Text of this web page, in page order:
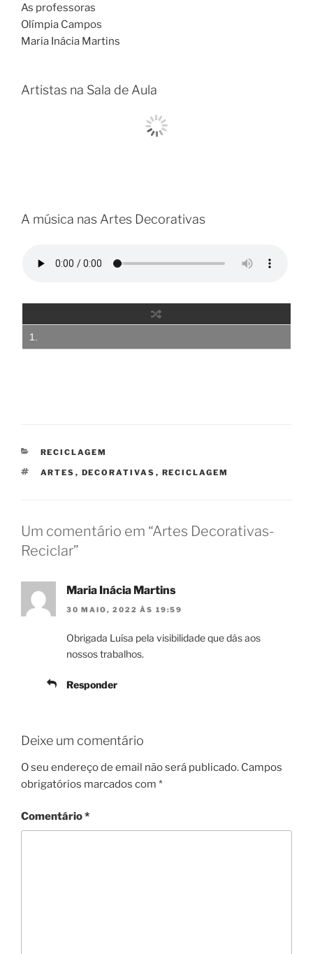
As professoras
Olímpia Campos
Maria Inácia Martins
Artistas na Sala de Aula
A música nas Artes Decorativas
CATEGORIAS
RECICLAGEM
ETIQUETAS
ARTES , DECORATIVAS , RECICLAGEM
Um comentário em “Artes Decorativas-
Reciclar”
Maria Inácia Martins
30 MAIO, 2022 ÀS 19:59
Obrigada Luísa pela visibilidade que dás aos
nossos trabalhos.
Responder
Deixe um comentário
O seu endereço de email não será publicado. Campos
obrigatórios marcados com *
Comentário*